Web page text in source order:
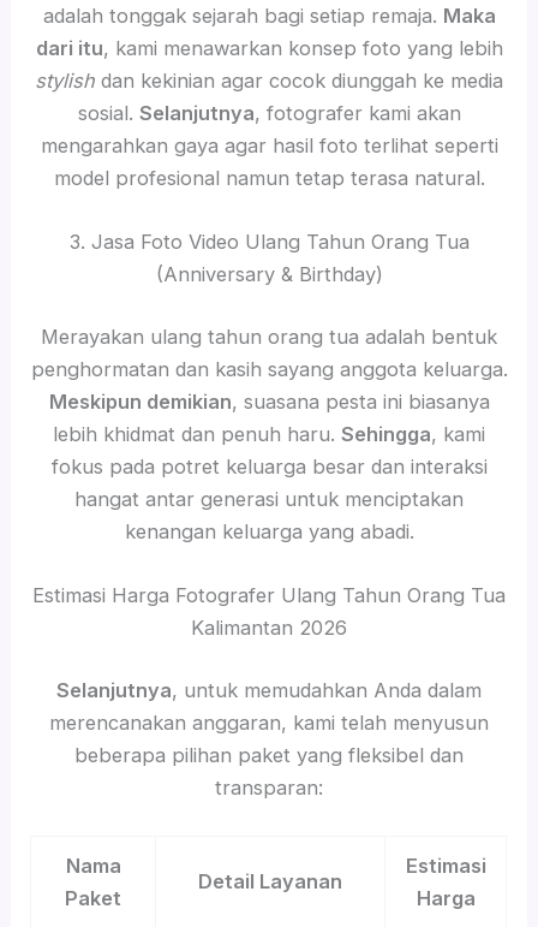
adalah tonggak sejarah bagi setiap remaja. Maka
dari itu, kami menawarkan konsep foto yang lebih
stylish dan kekinian agar cocok diunggah ke media
sosial. Selanjutnya, fotografer kami akan
mengarahkan gaya agar hasil foto terlihat seperti
model profesional namun tetap terasa natural.
3. Jasa Foto Video Ulang Tahun Orang Tua
(Anniversary & Birthday)
Merayakan ulang tahun orang tua adalah bentuk
penghormatan dan kasih sayang anggota keluarga.
Meskipun demikian, suasana pesta ini biasanya
lebih khidmat dan penuh haru. Sehingga, kami
fokus pada potret keluarga besar dan interaksi
hangat antar generasi untuk menciptakan
kenangan keluarga yang abadi.
Estimasi Harga Fotografer Ulang Tahun Orang Tua
Kalimantan 2026
Selanjutnya, untuk memudahkan Anda dalam
merencanakan anggaran, kami telah menyusun
beberapa pilihan paket yang fleksibel dan
transparan:
Nama
Paket
Detail Layanan
Estimasi
Harga